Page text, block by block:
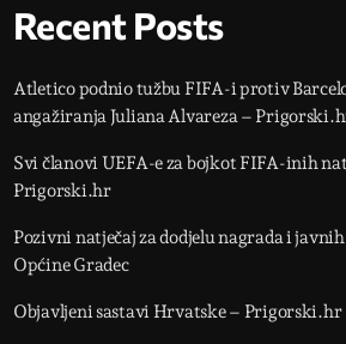
Recent Posts
Atletico podnio tužbu FIFA-i protiv
angažiranja Juliana Alvareza –
Svi članovi UEFA-e za bojkot FIFA-inih
Prigorski.hr
Pozivni natječaj za dodjelu nagrada i
Općine Gradec
Objavljeni sastavi Hrvatske – Prigorski.hr